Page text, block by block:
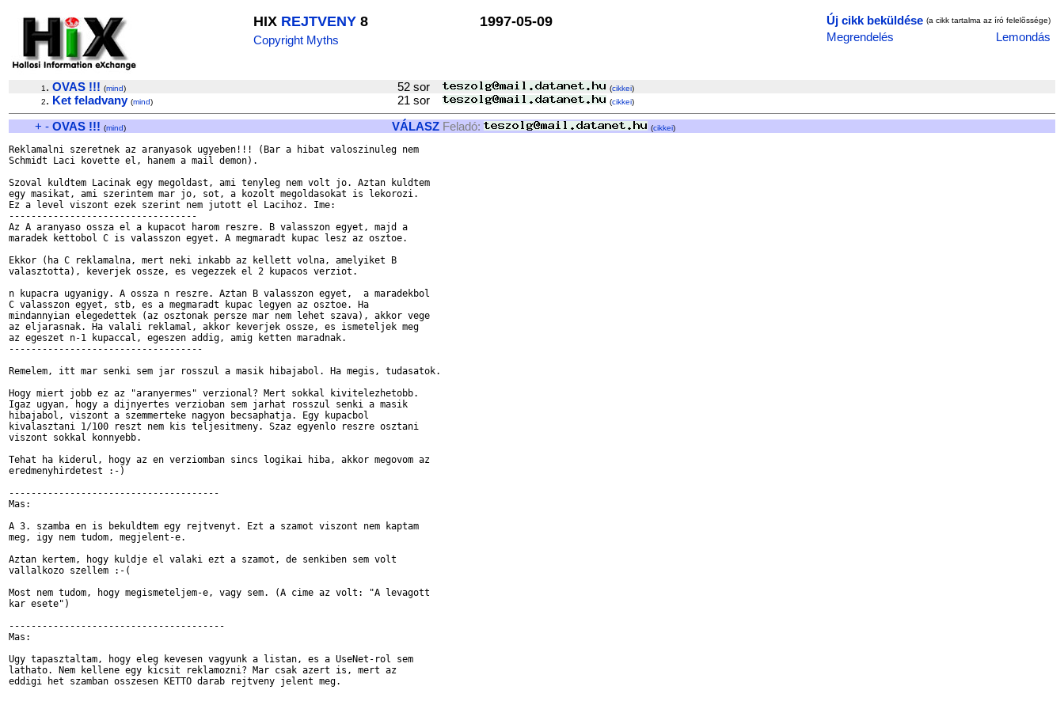
HIX REJTVENY 8
Copyright Myths
1997-05-09 Új cikk beküldése (a cikk tartalma az író felelõssége)
Megrendelés Lemondás
1 . OVAS !!! (mind) 52 sor (cikkei)
2. Ket feladvany (mind) 21 sor (cikkei)
+ - OVAS !!! (mind) VÁLASZ Feladó: (cikkei)
Reklamalni szeretnek az aranyasok ugyeben!!! (Bar a hibat valoszinuleg nem
Schmidt Laci kovette el, hanem a mail demon).
Szoval kuldtem Lacinak egy megoldast, ami tenyleg nem volt jo. Aztan kuldtem
egy masikat, ami szerintem mar jo, sot, a kozolt megoldasokat is lekorozi.
Ez a level viszont ezek szerint nem jutott el Lacihoz. Ime:
----------------------------------
Az A aranyaso ossza el a kupacot harom reszre. B valasszon egyet, majd a
maradek kettobol C is valasszon egyet. A megmaradt kupac lesz az osztoe.
Ekkor (ha C reklamalna, mert neki inkabb az kellett volna, amelyiket B
valasztotta), keverjek ossze, es vegezzek el 2 kupacos verziot.
n kupacra ugyanigy. A ossza n reszre. Aztan B valasszon egyet,  a maradekbol
C valasszon egyet, stb, es a megmaradt kupac legyen az osztoe. Ha
mindannyian elegedettek (az osztonak persze mar nem lehet szava), akkor vege
az eljarasnak. Ha valali reklamal, akkor keverjek ossze, es ismeteljek meg
az egeszet n-1 kupaccal, egeszen addig, amig ketten maradnak.
-----------------------------------
Remelem, itt mar senki sem jar rosszul a masik hibajabol. Ha megis, tudasatok.
Hogy miert jobb ez az "aranyermes" verzional? Mert sokkal kivitelezhetobb.
Igaz ugyan, hogy a dijnyertes verzioban sem jarhat rosszul senki a masik
hibajabol, viszont a szemmerteke nagyon becsaphatja. Egy kupacbol
kivalasztani 1/100 reszt nem kis teljesitmeny. Szaz egyenlo reszre osztani
viszont sokkal konnyebb.
Tehat ha kiderul, hogy az en verziomban sincs logikai hiba, akkor megovom az
eredmenyhirdetest :-)
--------------------------------------
Mas:
A 3. szamba en is bekuldtem egy rejtvenyt. Ezt a szamot viszont nem kaptam
meg, igy nem tudom, megjelent-e.
Aztan kertem, hogy kuldje el valaki ezt a szamot, de senkiben sem volt
vallalkozo szellem :-(
Most nem tudom, hogy megismeteljem-e, vagy sem. (A cime az volt: "A levagott
kar esete")
---------------------------------------
Mas:
Ugy tapasztaltam, hogy eleg kevesen vagyunk a listan, es a UseNet-rol sem
lathato. Nem kellene egy kicsit reklamozni? Mar csak azert is, mert az
eddigi het szamban osszesen KETTO darab rejtveny jelent meg.